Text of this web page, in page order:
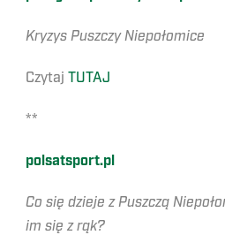
Kryzys Puszczy Niepołomice
Czytaj TUTAJ
**
polsatsport.pl
Co się dzieje z Puszczą
im się z rąk?